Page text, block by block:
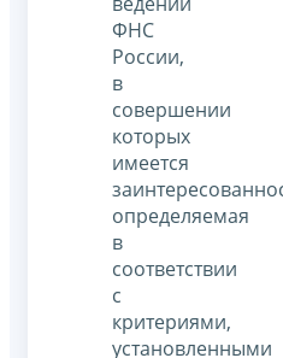
ФНС
России,
в
совершении
которых
имеется
определяемая
в
соответствии
с
критериями,
установленными